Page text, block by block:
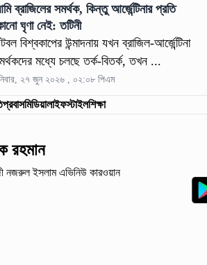
ব্রাজিলের সমর্থক, কিন্তু আর্জেন্টিনার প্রতি
ঘৃণা নেই: তটিনী
বিশ্বকাপের উন্মাদনায় যখন ব্রাজিল-আর্জেন্টিনা
মধ্যে চলছে তর্ক-বিতর্ক, তখন ...
২৭ জুন ২০২৬ , ০২:০৮ পিএম
প্রবাসমিডিয়ালাইফস্টাইলশিক্ষা
রহমান
নজরুল ইসলামএভিনিউ কারওয়ান